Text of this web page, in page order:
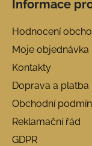
Informace
Hodnocení
Moje objednávka
Kontakty
Doprava a platba
Obchodní
Reklamační řád
GDPR